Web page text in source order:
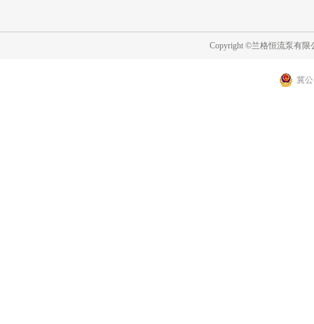
Copyright ©兰格恒流泵有
冀公